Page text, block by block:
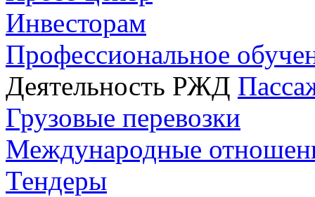
Инвесторам
Профессиональное
Деятельность РЖД
Грузовые перевозки
Международные
Тендеры